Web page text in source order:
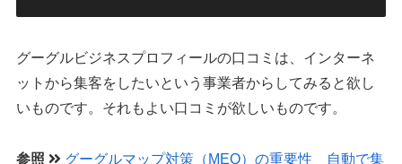
グーグルビジネスプロフィールの口コミは、インターネ
ットから集客をしたいという事業者からしてみると欲し
いものです。それもよい口コミが欲しいものです。
参照 グーグルマップ対策（MEO）の重要性 自動で集